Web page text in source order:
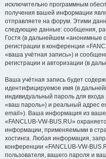
исключительно программным
получения вашей информации
отправляете на форум. Этими
следующие данные: сообщения,
Гостя (в дальнейшем «анонимные
регистрации в конференции
«ваша учётная запись») и
регистрации и авторизации (в
Ваша учётная запись будет
идентифицируемое имя (в
индивидуальный пароль для
«ваш пароль») и реальный адрес
email»). Ваша информация из
«FANCLUB-VW-BUS.RU»
информации, применяемыми в
хостинга. Любая информация,
конференции «FANCLUB-VW-
пользователя, вашего пароля и